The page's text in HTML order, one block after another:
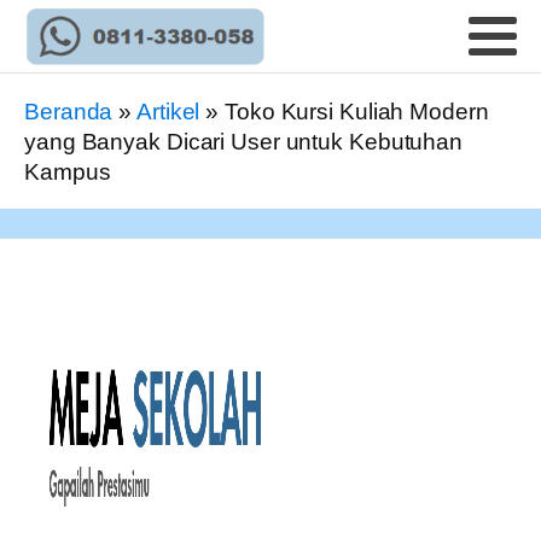
Beranda »Artikel »Toko Kursi Kuliah Modern
yang Banyak Dicari User untuk Kebutuhan
Kampus